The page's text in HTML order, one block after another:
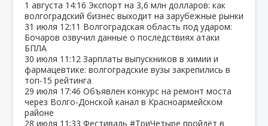
1 августа 14:16 Экспорт на 3,6 млн долларов: как
волгоградский бизнес выходит на зарубежные рынки
31 июля 12:11 Волгоградская область под ударом:
Бочаров озвучил данные о последствиях атаки
БПЛА
30 июля 11:12 Зарплаты выпускников в химии и
фармацевтике: волгоградские вузы закрепились в
топ‑15 рейтинга
29 июля 17:46 Объявлен конкурс на ремонт моста
через Волго‑Донской канал в Красноармейском
районе
28 июля 11:33 Фестиваль #ТриЧетыре пройдёт в